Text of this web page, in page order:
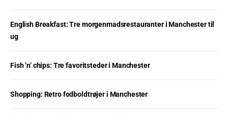
English Breakfast: Tre morgenmadsrestauranter i Manchester til
ug
Fish ’n’ chips: Tre favoritsteder i Manchester
Shopping: Retro fodboldtrøjer i Manchester